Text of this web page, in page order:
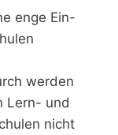
enge Ein-
werden
Lern- und
nicht